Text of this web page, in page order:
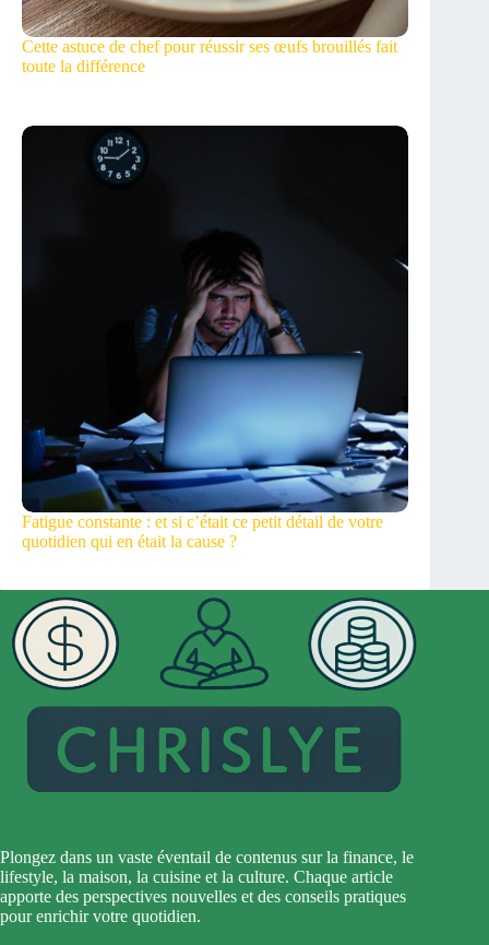
Cette astuce de chef pour réussir ses œufs brouillés fait
toute la différence
Fatigue constante : et si c’était ce petit détail de votre
quotidien qui en était la cause ?
Plongez dans un vaste éventail de contenus sur la finance, le
lifestyle, la maison, la cuisine et la culture. Chaque article
apporte des perspectives nouvelles et des conseils pratiques
pour enrichir votre quotidien.